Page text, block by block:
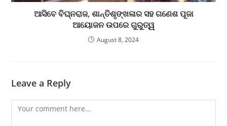
ଆସିବେ ବିଘ୍ନରାଜ, ଶାନ୍ତିଶୃଙ୍ଖଳାର ସହ ଗଣେଶ ପୂଜା
ଆୟୋଜନ ଉପରେ ଗୁରୁତ୍ୱ
August 8, 2024
Leave a Reply